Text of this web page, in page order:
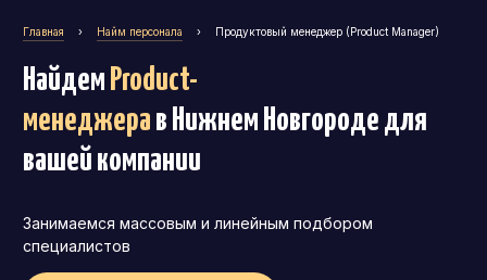
Главная › Найм персонала › Продуктовый менеджер (Product Manager)
Найдем Product-
менеджера в Нижнем Новгороде для
вашей компании
Занимаемся массовым и линейным подбором
специалистов